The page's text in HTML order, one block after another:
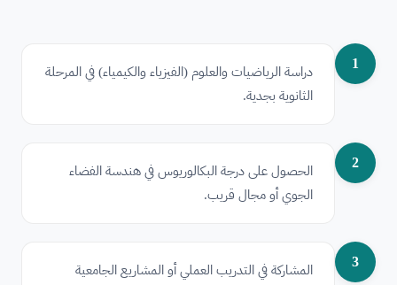
1
دراسة الرياضيات والعلوم (الفيزياء والكيمياء) في المرحلة
الثانوية بجدية.
2
الحصول على درجة البكالوريوس في هندسة الفضاء
الجوي أو مجال قريب.
3
المشاركة في التدريب العملي أو المشاريع الجامعية